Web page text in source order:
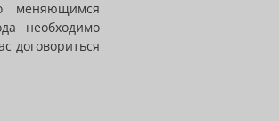
меняющимся
необходимо
договориться